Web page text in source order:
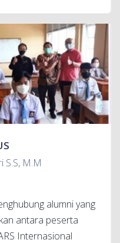
S.S, M.M
alumni yang
antara peserta
Internasional